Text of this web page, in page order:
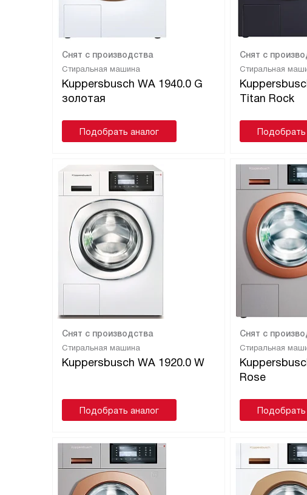
Стиральная машина
Kuppersbusch WA 1940.0 G
золотая
Снят с производства
Подобрать аналог
Стиральная
Titan Rock
Снят с
Подобрать
Стиральная машина
Kuppersbusch WA 1920.0 W
Снят с производства
Подобрать аналог
Стиральная
Rose
Снят с
Подобрать